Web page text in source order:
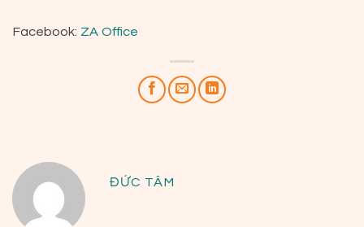
Facebook: ZA Office
ĐỨC TÂM